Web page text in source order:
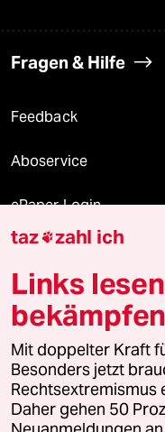
Fragen & Hilfe
Feedback
Aboservice
ePaper Login
Downloads für
© 2026 taz Verlags
Alle Rechte vorbehalten. Bei
wenden Sie sich bitte an
Feedback
taz zahl ich
Links
bekämpfen
Mit doppelter Kraft
Besonders jetzt
Rechtsextremismus
Daher gehen 50